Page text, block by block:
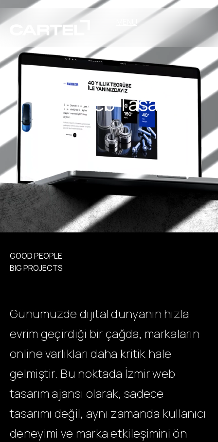
İzmir Web Tasarım
GOOD PEOPLE
BIG PROJECTS
Günümüzde dijital dünyanın hızla
evrim geçirdiği bir çağda, markaların
online varlıkları daha kritik hale
gelmiştir. Bu noktada İzmir web
tasarım ajansı olarak, sadece
tasarımı değil, aynı zamanda kullanıcı
deneyimi ve marka etkileşimini ön